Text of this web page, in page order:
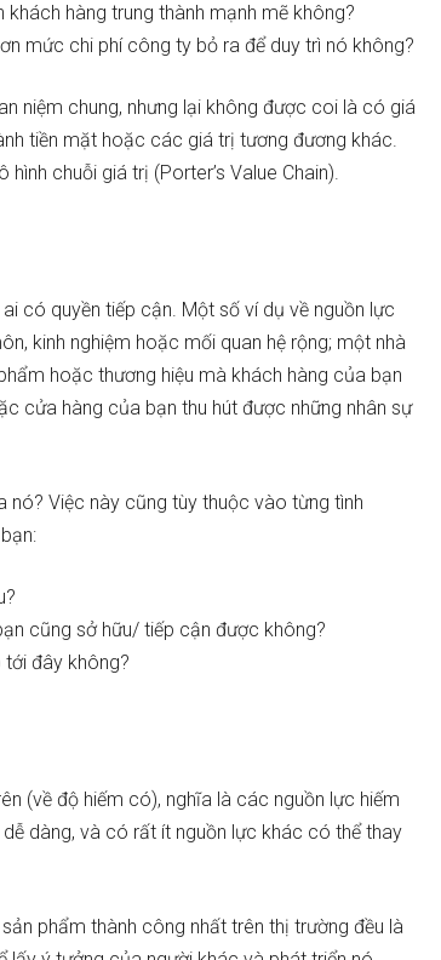
hàng trung thành mạnh mẽ không?
mức chi phí công ty bỏ ra để duy trì nó không?
niệm chung, nhưng lại không được coi là có giá
tiền mặt hoặc các giá trị tương đương khác.
chuỗi giá trị (Porter’s Value Chain).
có quyền tiếp cận. Một số ví dụ về nguồn lực
kinh nghiệm hoặc mối quan hệ rộng; một nhà
hoặc thương hiệu mà khách hàng của bạn
cửa hàng của bạn thu hút được những nhân sự
Việc này cũng tùy thuộc vào từng tình
cũng sở hữu/ tiếp cận được không?
đây không?
(về độ hiếm có), nghĩa là các nguồn lực hiếm
dàng, và có rất ít nguồn lực khác có thể thay
phẩm thành công nhất trên thị trường đều là